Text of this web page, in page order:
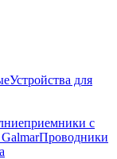
Устройства для
с
Проводники